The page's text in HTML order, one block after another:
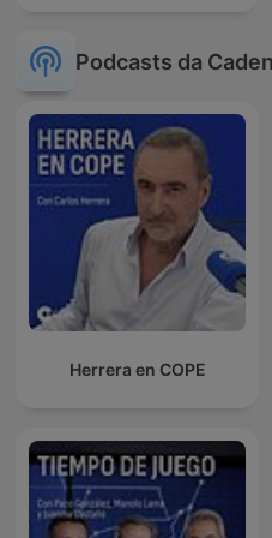
Podcasts da
Herrera en COPE